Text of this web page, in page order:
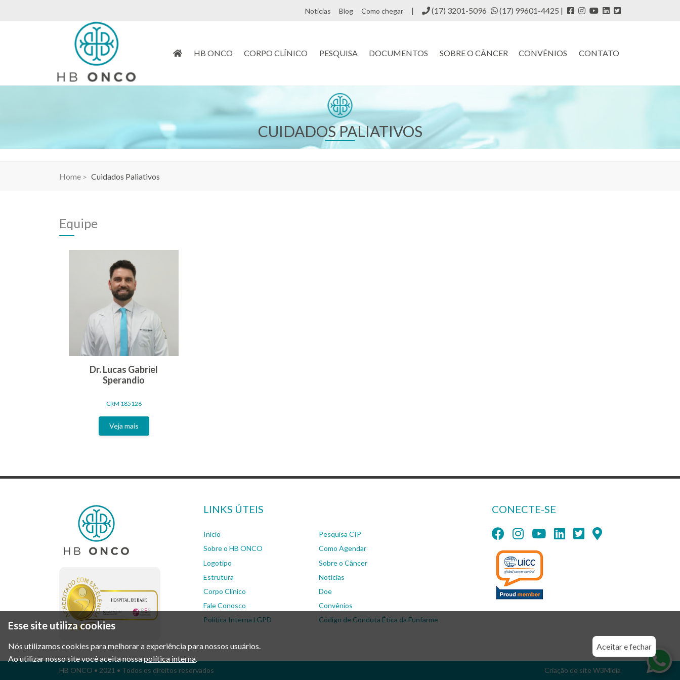
Notícias Blog Como chegar (17) 3201-5096 (17) 99601-4425
HB ONCO CORPO CLÍNICO PESQUISA DOCUMENTOS SOBRE O CÂNCER CONVÊNIOS CONTATO
CUIDADOS PALIATIVOS
Home Cuidados Paliativos
Equipe
Dr. Lucas Gabriel
Sperandio
CRM 185126
Veja mais
LINKS ÚTEIS
Início
Sobre o HB ONCO
Logotipo
Estrutura
Corpo Clínico
Fale Conosco
Política Interna LGPD
Pesquisa CIP
Como Agendar
Sobre o Câncer
Notícias
Doe
Convênios
Código de Conduta Ética da Funfarme
CONECTE-SE
HB ONCO • 2021 • Todos os direitos reservados Criação de site W3Mídia
Esse site utiliza cookies
Nós utilizamos cookies para melhorar a experiência para nossos usuários.
Ao utilizar nosso site você aceita nossapolítica interna.
Aceitar e fechar